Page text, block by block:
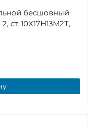
бесшовный
ст. 10Х17Н13М2Т,